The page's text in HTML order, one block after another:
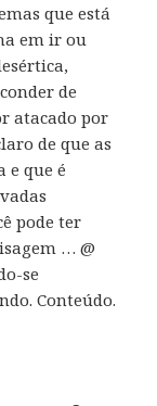
que está
em ir ou
de
atacado por
de que as
e que é
pode ter
… @
se
Conteúdo.